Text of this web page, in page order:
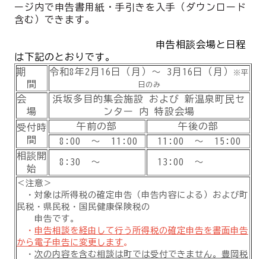
ージ内で申告書用紙・手引きを入手（ダウンロード
含む）できます。
申告相談会場と日程
は下記のとおりです。
期
間
令和8年2月16日（月）～ 3月16日（月）
※平
日のみ
会
場
浜坂多目的集会施設 および 新温泉町民セ
ンター 内 特設会場
受付時
間
午前の部
午後の部
8:00 ～ 11:00
11:00 ～ 15:00
相談開
始
8:30 ～ 13:00 ～
＜注意＞
・対象は所得税の確定申告（申告内容による）および町
民税・県民税・国民健康保険税の
申告です。
・ 申告相談を経由して行う所得税の確定申告を書面申告
から電子申告に変更します。
・ 次の内容を含む相談は町では受付できません。豊岡税